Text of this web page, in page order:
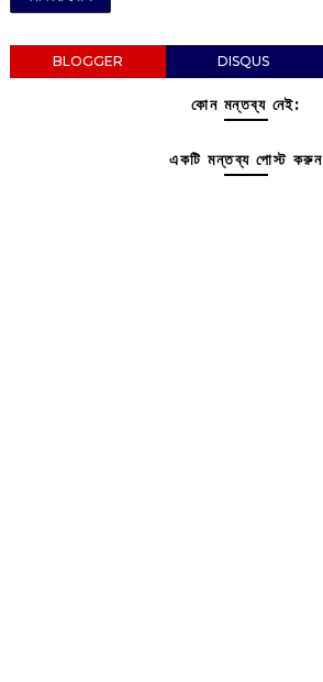
BLOGGER DISQUS
কোন মন্তব্য নেই:
একটি মন্তব্য পোস্ট করুন